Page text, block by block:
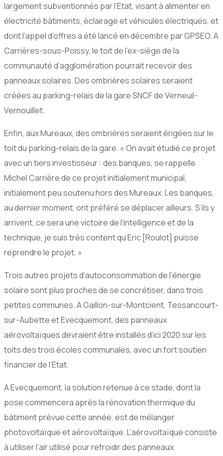
largement subventionnés par l’Etat, visant à alimenter en
électricité bâtiments, éclairage et véhicules électriques, et
dont l’appel d’offres a été lancé en décembre par GPSEO. A
Carrières-sous-Poissy, le toit de l’ex-siège de la
communauté d’agglomération pourrait recevoir des
panneaux solaires. Des ombrières solaires seraient
créées au parking-relais de la gare SNCF de Verneuil-
Vernouillet.
Enfin, aux Mureaux, des ombrières seraient érigées sur le
toit du parking-relais de la gare. « On avait étudié ce projet
avec un tiers investisseur : des banques, se rappelle
Michel Carrière de ce projet initialement municipal,
initialement peu soutenu hors des Mureaux. Les banques,
au dernier moment, ont préféré se déplacer ailleurs. S’ils y
arrivent, ce sera une victoire de l’intelligence et de la
technique, je suis très content qu’Eric [Roulot] puisse
reprendre le projet. »
Trois autres projets d’autoconsommation de l’énergie
solaire sont plus proches de se concrétiser, dans trois
petites communes. A Gaillon-sur-Montcient, Tessancourt-
sur-Aubette et Evecquemont, des panneaux
aérovoltaïques devraient être installés d’ici 2020 sur les
toits des trois écoles communales, avec un fort soutien
financier de l’Etat.
A Evecquemont, la solution retenue à ce stade, dont la
pose commencera après la rénovation thermique du
bâtiment prévue cette année, est de mélanger
photovoltaïque et aérovoltaïque. L’aérovoltaïque consiste
à utiliser l’air utilisé pour refroidir des panneaux